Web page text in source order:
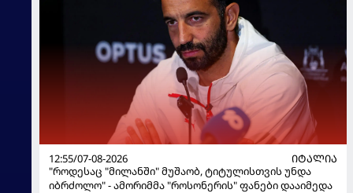
12:55/07-08-2026
ᲘᲢᲐᲚᲘᲐ
"როდესაც "მილანში" მუშაობ, ტიტულისთვის უნდა
იბრძოლო" - ამორიმმა "როსონერის" ფანები დააიმედა